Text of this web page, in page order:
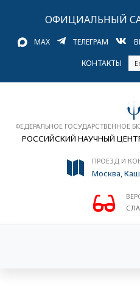
ОФИЦИАЛЬНЫЙ
MAX ТЕЛЕГРАМ
КОНТАКТЫ
ФЕДЕРАЛЬНОЕ ГОСУДАРСТВЕННОЕ
РОССИЙСКИЙ НАУЧНЫЙ
ПРОЕЗД И
Москва,